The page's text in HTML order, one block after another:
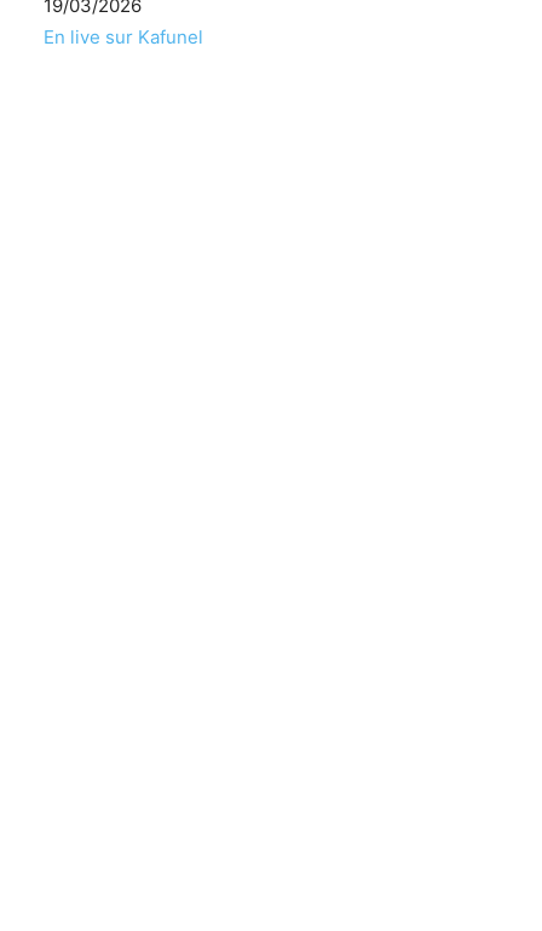
Date
19/03/2026
Par rapport à
En live sur Kafunel